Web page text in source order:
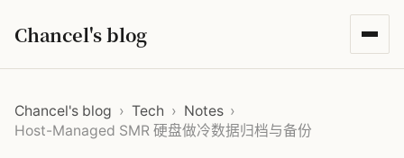
Chancel's blog
Chancel's blog › Tech › Notes ›
Host-Managed SMR 硬盘做冷数据归档与备份